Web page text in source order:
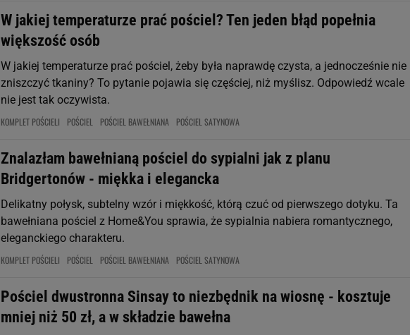
W jakiej temperaturze prać pościel? Ten jeden błąd popełnia
większość osób
W jakiej temperaturze prać pościel, żeby była naprawdę czysta, a jednocześnie nie
zniszczyć tkaniny? To pytanie pojawia się częściej, niż myślisz. Odpowiedź wcale
nie jest tak oczywista.
KOMPLET POŚCIELI POŚCIEL POŚCIEL BAWEŁNIANA POŚCIEL SATYNOWA
Znalazłam bawełnianą pościel do sypialni jak z planu
Bridgertonów - miękka i elegancka
Delikatny połysk, subtelny wzór i miękkość, którą czuć od pierwszego dotyku. Ta
bawełniana pościel z Home&You sprawia, że sypialnia nabiera romantycznego,
eleganckiego charakteru.
KOMPLET POŚCIELI POŚCIEL POŚCIEL BAWEŁNIANA POŚCIEL SATYNOWA
Pościel dwustronna Sinsay to niezbędnik na wiosnę - kosztuje
mniej niż 50 zł, a w składzie bawełna